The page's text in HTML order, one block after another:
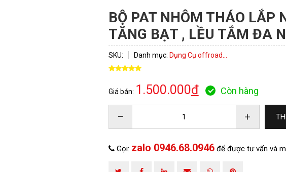
BỘ PAT NHÔM THÁO LẮP
TĂNG BẠT , LỀU TẮM ĐA
SKU: Danh mục: Dụng Cụ offroad...
Giá bán: 1.500.000đ Còn hàng
– +
Gọi: zalo 0946.68.0946 để được tư vấn và
ĐĂNG KÝ TƯ VẤN